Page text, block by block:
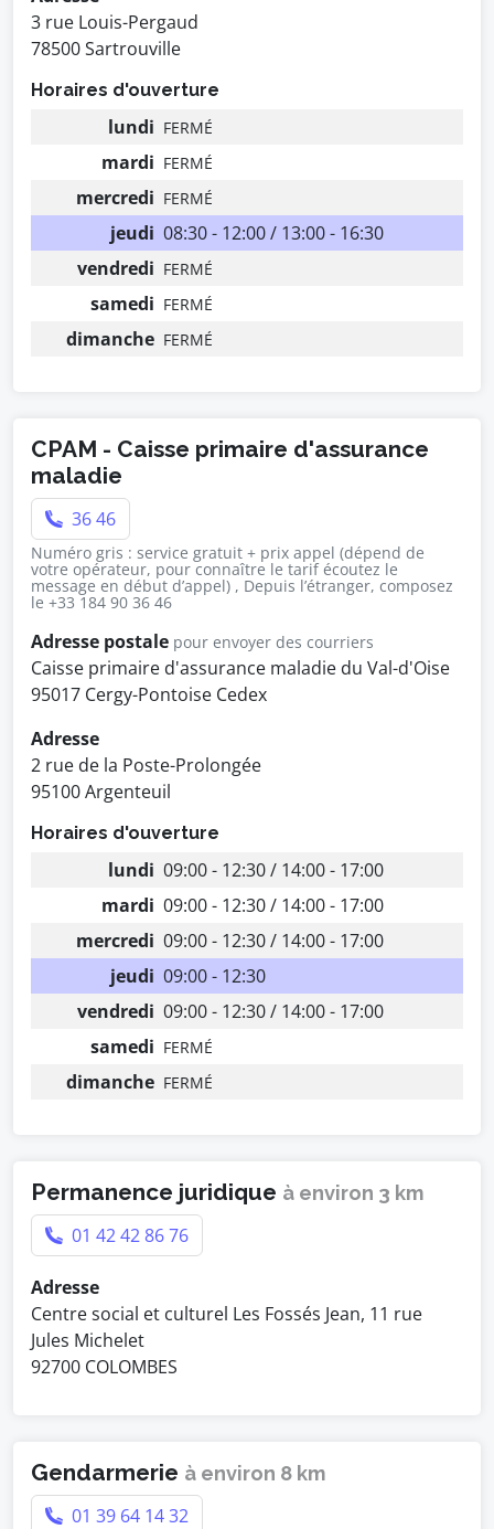
3 rue Louis-Pergaud
78500 Sartrouville
Horaires d'ouverture
lundi FERMÉ
mardi FERMÉ
mercredi FERMÉ
jeudi 08:30 - 12:00 / 13:00 - 16:30
vendredi FERMÉ
samedi FERMÉ
dimanche FERMÉ
CPAM - Caisse primaire d'assurance
maladie
36 46
Numéro gris : service gratuit + prix appel (dépend de
votre opérateur, pour connaître le tarif écoutez le
message en début d’appel) , Depuis l’étranger, composez
le +33 184 90 36 46
Adresse postale pour envoyer des courriers
Caisse primaire d'assurance maladie du Val-d'Oise
95017 Cergy-Pontoise Cedex
Adresse
2 rue de la Poste-Prolongée
95100 Argenteuil
Horaires d'ouverture
lundi 09:00 - 12:30 / 14:00 - 17:00
mardi 09:00 - 12:30 / 14:00 - 17:00
mercredi 09:00 - 12:30 / 14:00 - 17:00
jeudi 09:00 - 12:30
vendredi 09:00 - 12:30 / 14:00 - 17:00
samedi FERMÉ
dimanche FERMÉ
Permanence juridique à environ 3 km
01 42 42 86 76
Adresse
Centre social et culturel Les Fossés Jean, 11 rue
Jules Michelet
92700 COLOMBES
Gendarmerie à environ 8 km
01 39 64 14 32